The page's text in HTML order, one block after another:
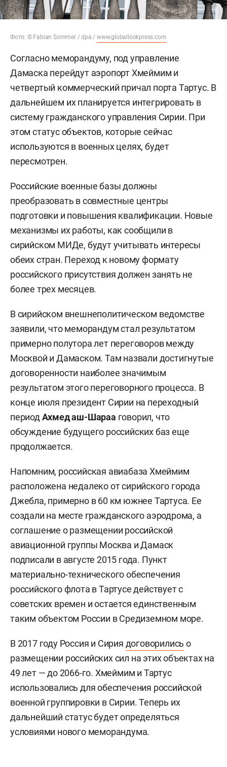
Фото: © Fabian Sommer / dpa /www.globallookpress.com
Согласно меморандуму, под управление
Дамаска перейдут аэропорт Хмеймим и
четвертый коммерческий причал порта Тартус. В
дальнейшем их планируется интегрировать в
систему гражданского управления Сирии. При
этом статус объектов, которые сейчас
используются в военных целях, будет
пересмотрен.
Российские военные базы должны
преобразовать в совместные центры
подготовки и повышения квалификации. Новые
механизмы их работы, как сообщили в
сирийском МИДе, будут учитывать интересы
обеих стран. Переход к новому формату
российского присутствия должен занять не
более трех месяцев.
В сирийском внешнеполитическом ведомстве
заявили, что меморандум стал результатом
примерно полутора лет переговоров между
Москвой и Дамаском. Там назвали достигнутые
договоренности наиболее значимым
результатом этого переговорного процесса. В
конце июля президент Сирии на переходный
период Ахмед аш-Шараа говорил, что
обсуждение будущего российских баз еще
продолжается.
Напомним, российская авиабаза Хмеймим
расположена недалеко от сирийского города
Джебла, примерно в 60 км южнее Тартуса. Ее
создали на месте гражданского аэродрома, а
соглашение о размещении российской
авиационной группы Москва и Дамаск
подписали в августе 2015 года. Пункт
материально-технического обеспечения
российского флота в Тартусе действует с
советских времен и остается единственным
таким объектом России в Средиземном море.
В 2017 году Россия и Сирия договорились о
размещении российских сил на этих объектах на
49 лет — до 2066-го. Хмеймим и Тартус
использовались для обеспечения российской
военной группировки в Сирии. Теперь их
дальнейший статус будет определяться
условиями нового меморандума.